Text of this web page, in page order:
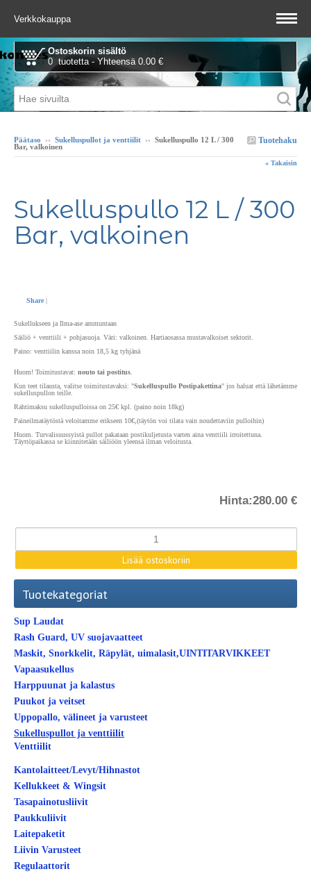
Verkkokauppa
Ostoskorin sisältö
0 tuotetta - Yhteensä 0.00 €
Tuotehaku
Päätaso ›› Sukelluspullot ja venttiilit ›› Sukelluspullo 12 L / 300
Bar, valkoinen
« Takaisin
Sukelluspullo 12 L / 300
Bar, valkoinen
Share |
Sukellukseen ja Ilma-ase ammuntaan
Säiliö + venttiili + pohjasuoja. Väri: valkoinen. Hartiaosassa mustavalkoiset sektorit.
Paino: venttiilin kanssa noin 18,5 kg tyhjänä
Huom! Toimitustavat: nouto tai postitus
Kun teet tilausta, valitse toimitustavaksi: "Sukelluspullo Postipakettina" jos haluat että lähetämme
sukelluspullon teille.
Rahtimaksu sukelluspulloissa on 25€ kpl. (paino noin 18kg)
Paineilmatäytöstä veloitamme erikseen 10€,(täytön voi tilata vain noudettaviin pulloihin)
Huom. Turvalisuussyistä pullot pakataan postikuljetusta varten aina venttiili irroitettuna.
Täyttöpaikassa se kiinnitetään säiliöön yleensä ilman veloitusta.
Hinta:280.00 €
Tuotekategoriat
Sup Laudat
Rash Guard, UV suojavaatteet
Maskit, Snorkkelit, Räpylät, uimalasit,UINTITARVIKKEET
Vapaasukellus
Harppuunat ja kalastus
Puukot ja veitset
Uppopallo, välineet ja varusteet
Sukelluspullot ja venttiilit
Venttiilit
Kantolaitteet/Levyt/Hihnastot
Kellukkeet & Wingsit
Tasapainotusliivit
Paukkuliivit
Laitepaketit
Liivin Varusteet
Regulaattorit